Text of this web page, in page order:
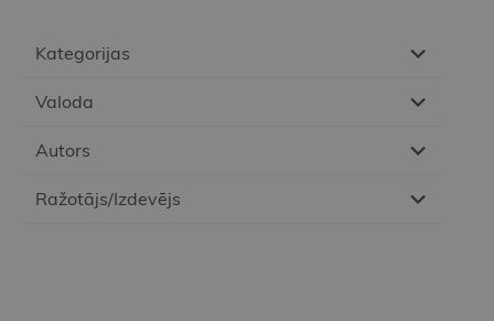
Kategorijas
Valoda
Autors
Ražotājs/Izdevējs